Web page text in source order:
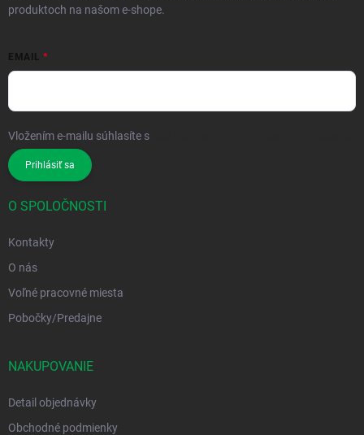
produktoch na našom e-shope.
EMAIL
Vložením e-mailu súhlasíte s
Prihlásiť sa
O SPOLOČNOSTI
Kontakty
O nás
Voľné pracovné miesta
Pobočky/Predajne
NAKUPOVANIE
Detail objednávky
Obchodné podmienky